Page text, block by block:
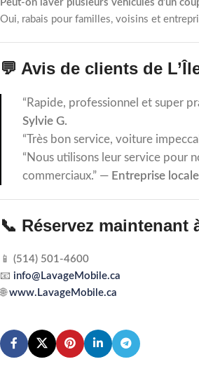
Peut-on laver plusieurs véhicules d’un
Oui, rabais pour familles, voisins et
💬 Avis de clients de
“Rapide, professionnel et super
Sylvie G.
“Très bon service, voiture
“Nous utilisons leur service pour
commerciaux.” — Entreprise locale
📞 Réservez maintenant
📱 (514) 501-4600
📧 info@LavageMobile.ca
🌐www.LavageMobile.ca